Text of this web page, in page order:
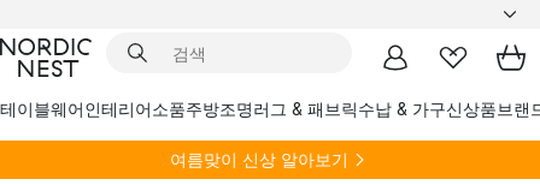
테이블웨어인테리어소품주방조명러그 & 패브릭수납 & 가구신상품브랜
여름맞이 신상 알아보기